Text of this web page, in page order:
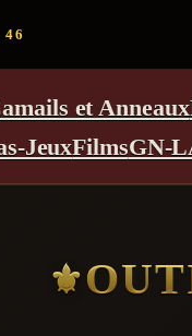
46
et Anneaux
JeuxFilmsGN-